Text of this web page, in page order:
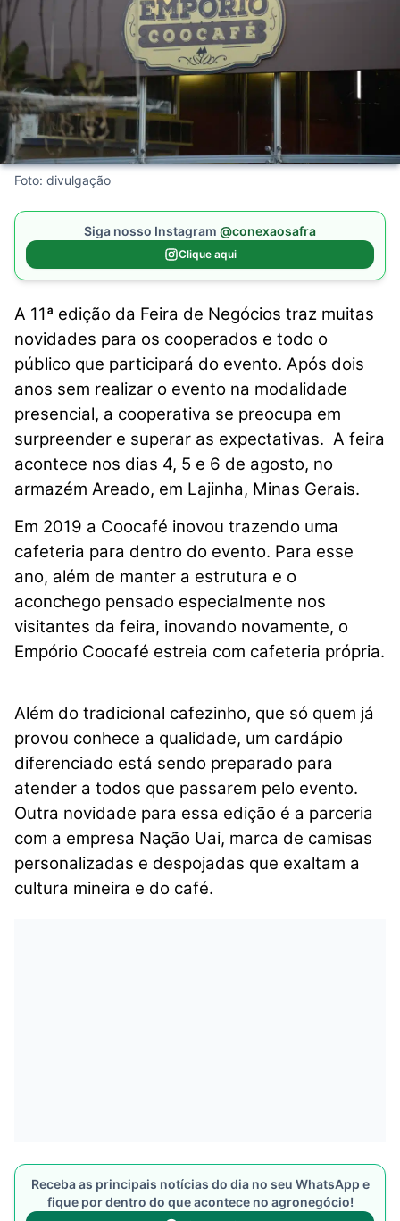
Foto: divulgação
Siga nosso Instagram @conexaosafra
Clique aqui
A 11ª edição da Feira de Negócios traz muitas
novidades para os cooperados e todo o
público que participará do evento. Após dois
anos sem realizar o evento na modalidade
presencial, a cooperativa se preocupa em
surpreender e superar as expectativas. A feira
acontece nos dias 4, 5 e 6 de agosto, no
armazém Areado, em Lajinha, Minas Gerais.
Em 2019 a Coocafé inovou trazendo uma
cafeteria para dentro do evento. Para esse
ano, além de manter a estrutura e o
aconchego pensado especialmente nos
visitantes da feira, inovando novamente, o
Empório Coocafé estreia com cafeteria própria.
Além do tradicional cafezinho, que só quem já
provou conhece a qualidade, um cardápio
diferenciado está sendo preparado para
atender a todos que passarem pelo evento.
Outra novidade para essa edição é a parceria
com a empresa Nação Uai, marca de camisas
personalizadas e despojadas que exaltam a
cultura mineira e do café.
Receba as principais notícias do dia no seu WhatsApp e
fique por dentro do que acontece no agronegócio!